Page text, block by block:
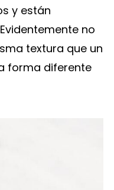
y están
no
textura que un
forma diferente